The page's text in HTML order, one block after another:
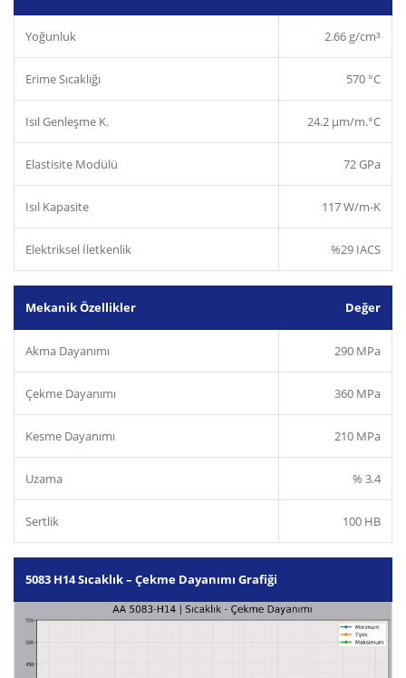
Yoğunluk 2.66 g/cm³
Erime Sıcaklığı 570 °C
Isıl Genleşme K. 24.2 µm/m.°C
Elastisite Modülü 72 GPa
Isıl Kapasite 117 W/m-K
Elektriksel İletkenlik %29 IACS
Mekanik Özellikler Değer
Akma Dayanımı 290 MPa
Çekme Dayanımı 360 MPa
Kesme Dayanımı 210 MPa
Uzama % 3.4
Sertlik 100 HB
5083 H14 Sıcaklık – Çekme Dayanımı Grafiği